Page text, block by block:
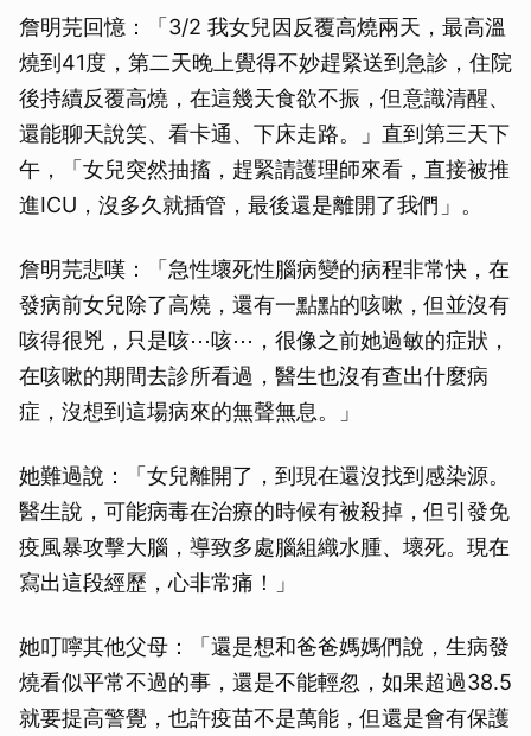
詹明芫回憶：「3/2 我女兒因反覆高燒兩天，最高溫
燒到41度，第二天晚上覺得不妙趕緊送到急診，住院
後持續反覆高燒，在這幾天食欲不振，但意識清醒、
還能聊天說笑、看卡通、下床走路。」直到第三天下
午，「女兒突然抽搐，趕緊請護理師來看，直接被推
進ICU，沒多久就插管，最後還是離開了我們」。
詹明芫悲嘆：「急性壞死性腦病變的病程非常快，在
發病前女兒除了高燒，還有一點點的咳嗽，但並沒有
咳得很兇，只是咳⋯咳⋯，很像之前她過敏的症狀，
在咳嗽的期間去診所看過，醫生也沒有查出什麼病
症，沒想到這場病來的無聲無息。」
她難過說：「女兒離開了，到現在還沒找到感染源。
醫生說，可能病毒在治療的時候有被殺掉，但引發免
疫風暴攻擊大腦，導致多處腦組織水腫、壞死。現在
寫出這段經歷，心非常痛！」
她叮嚀其他父母：「還是想和爸爸媽媽們說，生病發
燒看似平常不過的事，還是不能輕忽，如果超過38.5
就要提高警覺，也許疫苗不是萬能，但還是會有保護